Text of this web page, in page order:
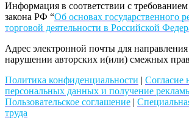
Информация в соответствии с
закона РФ “Об основах государственного
торговой деятельности в Российской
Адрес электронной почты для направления
нарушении авторских и(или) смежных
Политика конфиденциальности | Согласие
персональных данных и получение
Пользовательское соглашение |
труда